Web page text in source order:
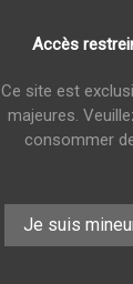
Accès
Ce site est
majeures.
consommer
Je suis